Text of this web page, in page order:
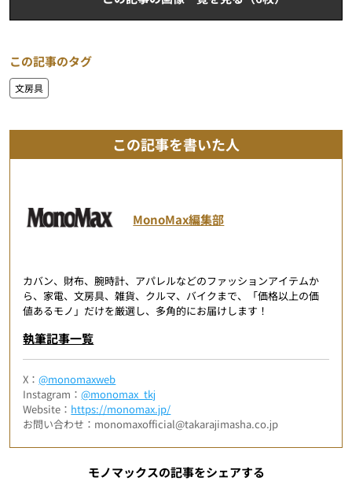
この記事のタグ
文房具
この記事を書いた人
MonoMax編集部
カバン、財布、腕時計、アパレルなどのファッションアイテムか
ら、家電、文房具、雑貨、クルマ、バイクまで、「価格以上の価
値あるモノ」だけを厳選し、多角的にお届けします！
執筆記事一覧
X：@monomaxweb
Instagram：@monomax_tkj
Website： https://monomax.jp/
お問い合わせ：monomaxofficial@takarajimasha.co.jp
モノマックスの記事をシェアする